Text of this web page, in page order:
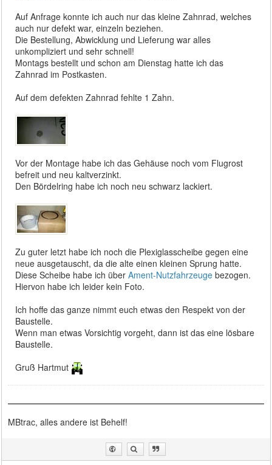
Auf Anfrage konnte ich auch nur das kleine Zahnrad, welches
auch nur defekt war, einzeln beziehen.
Die Bestellung, Abwicklung und Lieferung war alles
unkompliziert und sehr schnell!
Montags bestellt und schon am Dienstag hatte ich das
Zahnrad im Postkasten.
Auf dem defekten Zahnrad fehlte 1 Zahn.
Vor der Montage habe ich das Gehäuse noch vom Flugrost
befreit und neu kaltverzinkt.
Den Bördelring habe ich noch neu schwarz lackiert.
Zu guter letzt habe ich noch die Plexiglasscheibe gegen eine
neue ausgetauscht, da die alte einen kleinen Sprung hatte.
Diese Scheibe habe ich überAment-Nutzfahrzeuge bezogen.
Hiervon habe ich leider kein Foto.
Ich hoffe das ganze nimmt euch etwas den Respekt von der
Baustelle.
Wenn man etwas Vorsichtig vorgeht, dann ist das eine lösbare
Baustelle.
Gruß Hartmut
MBtrac, alles andere ist Behelf!